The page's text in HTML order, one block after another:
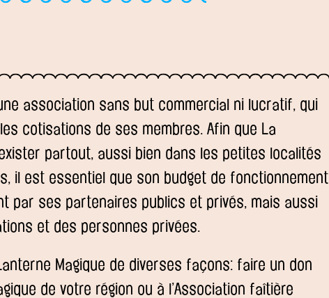
association sans but commercial ni lucratif, qui
cotisations de ses membres. Afin que La
partout, aussi bien dans les petites localités
il est essentiel que son budget de fonctionnement
par ses partenaires publics et privés, mais aussi
et des personnes privées.
Magique de diverses façons: faire un don
de votre région ou à l’Association faîtière